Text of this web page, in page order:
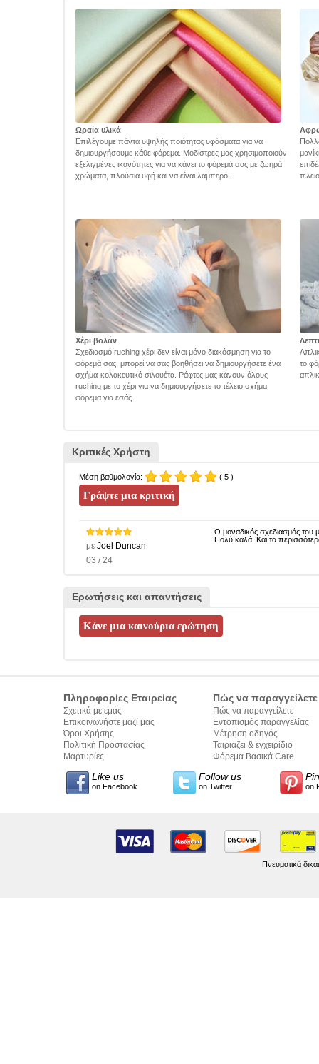
Ωραία υλικά
Επιλέγουμε πάντα υψηλής ποιότητας υφάσματα για να
δημιουργήσουμε κάθε φόρεμα. Μοδίστρες μας χρησιμοποιούν
εξελιγμένες ικανότητες για να κάνει το φόρεμά σας με ζωηρά
χρώματα, πλούσια υφή και να είναι λαμπερό.
Χέρι βολάν
Σχεδιασμό ruching χέρι δεν είναι μόνο διακόσμηση για το
φόρεμά σας, μπορεί να σας βοηθήσει να δημιουργήσετε ένα
σχήμα-κολακευτικό σιλουέτα. Ράφτες μας κάνουν όλους
ruching με το χέρι για να δημιουργήσετε το τέλειο σχήμα
φόρεμα για εσάς.
το
Κριτικές Χρήστη
Μέση βαθμολογία: ( 5 )
με Joel Duncan
03 / 24
Ο μοναδικός σχεδιασμός του
Πολύ καλά. Και τα
Ερωτήσεις και απαντήσεις
Πληροφορίες Εταιρείας
Σχετικά με εμάς
Επικοινωνήστε μαζί μας
Όροι Χρήσης
Πολιτική Προστασίας
Προσωπικών Δεδομένων
Μαρτυρίες
Πώς να παραγγείλετε
Πώς να παραγγείλετε
Εντοπισμός παραγγελίας
Μέτρηση οδηγός
Ταιριάζει & εγχειρίδιο
σύνταξης κειμένων
Φόρεμα Βασικά Care
Like us
on Facebook
Follow us
on Twitter on
Πνευματικά